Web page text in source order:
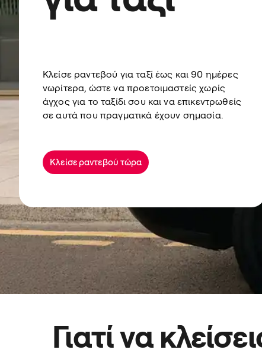
Κλείσε ραντεβού για ταξί έως και 90 ημέρες
νωρίτερα, ώστε να προετοιμαστείς χωρίς
άγχος για το ταξίδι σου και να επικεντρωθείς
σε αυτά που πραγματικά έχουν σημασία.
Κλείσε ραντεβού τώρα
Γιατί να